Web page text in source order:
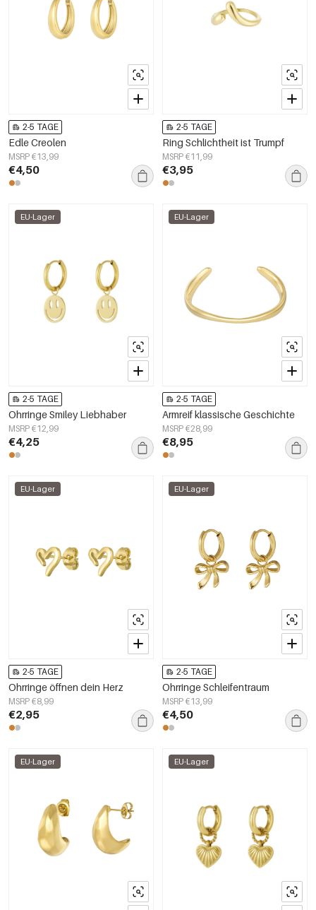
2-5 TAGE
Edle Creolen
MSRP €13,99
€4,50
2-5 TAGE
Ring Schlichtheit ist Trumpf
MSRP €11,99
€3,95
EU-Lager
2-5 TAGE
Ohrringe Smiley Liebhaber
MSRP €12,99
€4,25
EU-Lager
2-5 TAGE
Armreif klassische Geschichte
MSRP €28,99
€8,95
EU-Lager
2-5 TAGE
Ohrringe öffnen dein Herz
MSRP €8,99
€2,95
EU-Lager
2-5 TAGE
Ohrringe Schleifentraum
MSRP €13,99
€4,50
EU-Lager EU-Lager